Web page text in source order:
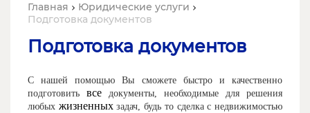
Главная
Юридические услуги
Подготовка документов
Подготовка документов
С нашей помощью Вы сможете быстро и качественно
подготовить все документы, необходимые для решения
любых жизненныхзадач, будь то сделка с недвижимостью